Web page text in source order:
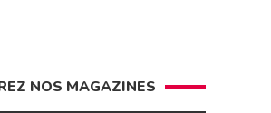
NOS MAGAZINES